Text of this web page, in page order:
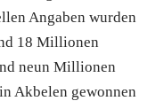
Angaben wurden
18 Millionen
neun Millionen
Akbelen gewonnen